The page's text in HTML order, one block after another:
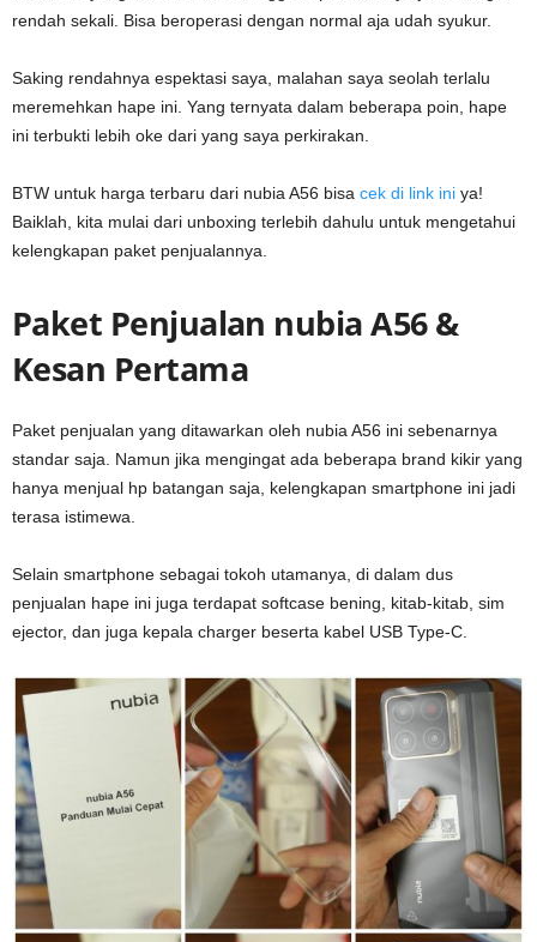
rendah sekali. Bisa beroperasi dengan normal aja udah syukur.
Saking rendahnya espektasi saya, malahan saya seolah terlalu
meremehkan hape ini. Yang ternyata dalam beberapa poin, hape
ini terbukti lebih oke dari yang saya perkirakan.
BTW untuk harga terbaru dari nubia A56 bisa cek di link ini ya!
Baiklah, kita mulai dari unboxing terlebih dahulu untuk mengetahui
kelengkapan paket penjualannya.
Paket Penjualan nubia A56 &
Kesan Pertama
Paket penjualan yang ditawarkan oleh nubia A56 ini sebenarnya
standar saja. Namun jika mengingat ada beberapa brand kikir yang
hanya menjual hp batangan saja, kelengkapan smartphone ini jadi
terasa istimewa.
Selain smartphone sebagai tokoh utamanya, di dalam dus
penjualan hape ini juga terdapat softcase bening, kitab-kitab, sim
ejector, dan juga kepala charger beserta kabel USB Type-C.